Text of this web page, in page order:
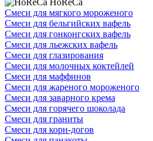
HoReCa
Смеси для мягкого мороженого
Смеси для бельгийских вафель
Смеси для гонконгских вафель
Смеси для льежских вафель
Смеси для глазирования
Смеси для молочных коктейлей
Смеси для маффинов
Смеси для жареного мороженого
Смеси для заварного крема
Смеси для горячего шоколада
Смеси для граниты
Смеси для корн-догов